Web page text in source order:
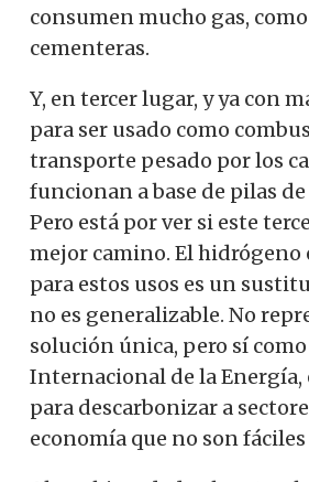
consumen mucho gas,
cementeras.
Y, en tercer lugar, y ya con
para ser usado como
transporte pesado por los
funcionan a base de pilas
Pero está por ver si este
mejor camino. El hidrógeno
para estos usos es un
no es generalizable. No
solución única, pero sí
Internacional de la Energía,
para descarbonizar a
economía que no son